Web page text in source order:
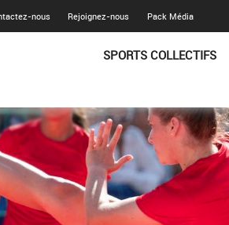
nous Rejoignez-nous Pack Média
SPORTS COLLECTIFS